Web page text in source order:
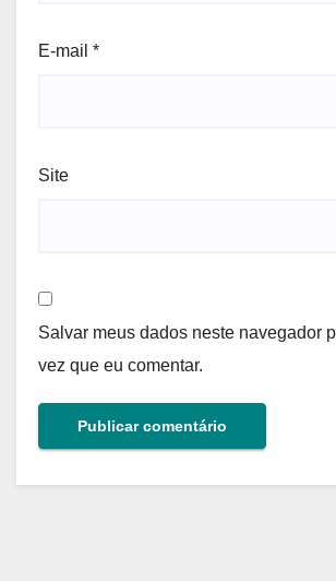
E-mail *
Site
Salvar meus dados neste navegador
vez que eu comentar.